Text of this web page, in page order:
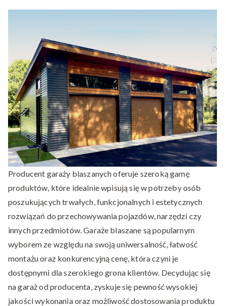
Producent garaży blaszanych oferuje szeroką gamę
produktów, które idealnie wpisują się w potrzeby osób
poszukujących trwałych, funkcjonalnych i estetycznych
rozwiązań do przechowywania pojazdów, narzędzi czy
innych przedmiotów. Garaże blaszane są popularnym
wyborem ze względu na swoją uniwersalność, łatwość
montażu oraz konkurencyjną cenę, która czyni je
dostępnymi dla szerokiego grona klientów. Decydując się
na garaż od producenta, zyskuje się pewność wysokiej
jakości wykonania oraz możliwość dostosowania produktu